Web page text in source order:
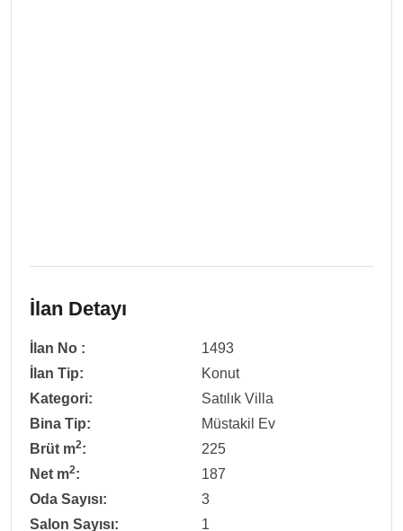
İlan Detayı
İlan No :
1493
İlan Tip:
Konut
Kategori:
Satılık Villa
Bina Tip:
Müstakil Ev
Brüt m2:
225
Net m2:
187
Oda Sayısı:
3
Salon Sayısı:
1